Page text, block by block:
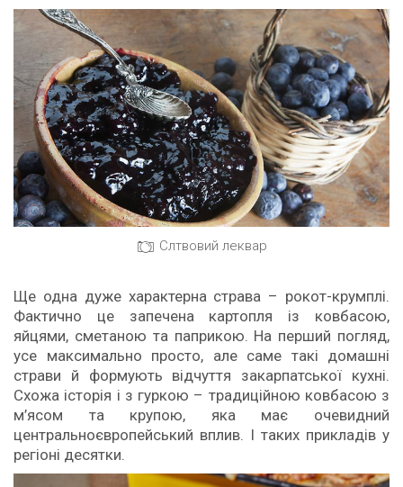
Слтвовий леквар
Ще одна дуже характерна страва – рокот-крумплі.
Фактично це запечена картопля із ковбасою,
яйцями, сметаною та паприкою. На перший погляд,
усе максимально просто, але саме такі домашні
страви й формують відчуття закарпатської кухні.
Схожа історія і з гуркою – традиційною ковбасою з
м’ясом та крупою, яка має очевидний
центральноєвропейський вплив. І таких прикладів у
регіоні десятки.